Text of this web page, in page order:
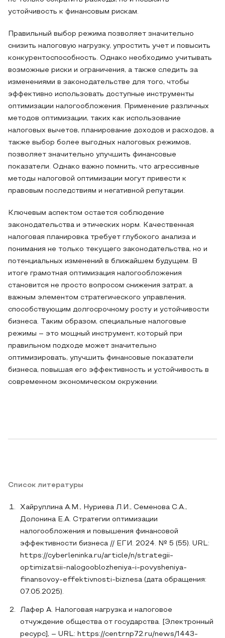
устойчивость к финансовым рискам.
Правильный выбор режима позволяет значительно
снизить налоговую нагрузку, упростить учет и повысить
конкурентоспособность. Однако необходимо учитывать
возможные риски и ограничения, а также следить за
изменениями в законодательстве для того, чтобы
эффективно использовать доступные инструменты
оптимизации налогообложения. Применение различных
методов оптимизации, таких как использование
налоговых вычетов, планирование доходов и расходов, а
также выбор более выгодных налоговых режимов,
позволяет значительно улучшить финансовые
показатели. Однако важно помнить, что агрессивные
методы налоговой оптимизации могут привести к
правовым последствиям и негативной репутации.
Ключевым аспектом остается соблюдение
законодательства и этических норм. Качественная
налоговая планировка требует глубокого анализа и
понимания не только текущего законодательства, но и
потенциальных изменений в ближайшем будущем. В
итоге грамотная оптимизация налогообложения
становится не просто вопросом снижения затрат, а
важным элементом стратегического управления,
способствующим долгосрочному росту и устойчивости
бизнеса. Таким образом, специальные налоговые
режимы – это мощный инструмент, который при
правильном подходе может значительно
оптимизировать, улучшить финансовые показатели
бизнеса, повышая его эффективность и устойчивость в
современном экономическом окружении.
Список литературы
Хайруллина А.М., Нуриева Л.И., Семенова С.А.,
Долонина Е.А. Стратегии оптимизации
налогообложения и повышения финансовой
эффективности бизнеса // ЕГИ. 2024. № 5 (55). URL:
https://cyberleninka.ru/article/n/strategii-
optimizatsii-nalogooblozheniya-i-povysheniya-
finansovoy-effektivnosti-biznesa (дата обращения:
07.05.2025).
Лафер А. Налоговая нагрузка и налоговое
отчуждение общества от государства. [Электронный
ресурс], – URL: https://centrnp72.ru/news/1443-